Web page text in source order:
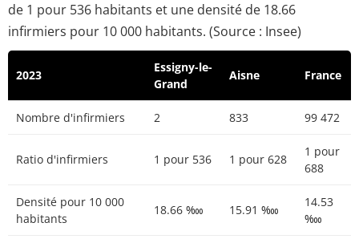
de 1 pour 536 habitants et une densité de 18.66
infirmiers pour 10 000 habitants. (Source : Insee)
2023
Essigny-le-
Grand
Aisne France
Nombre d'infirmiers 2 833 99 472
Ratio d'infirmiers 1 pour 536 1 pour 628
1 pour
688
Densité pour 10 000
habitants
18.66 ‱ 15.91 ‱
14.53
‱